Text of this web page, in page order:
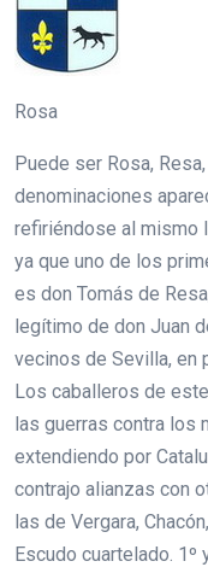
Rosa
Puede ser Rosa,
denominaciones
refiriéndose al mismo
ya que uno de los
es don Tomás de
legítimo de don Juan
vecinos de Sevilla, en
Los caballeros de
las guerras contra los
extendiendo por
contrajo alianzas con
las de Vergara,
Escudo cuartelado. 1º